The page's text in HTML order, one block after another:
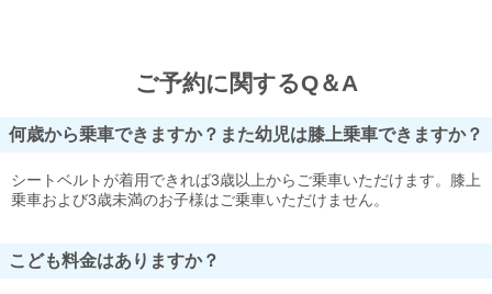
ご予約に関するQ＆A
何歳から乗車できますか？また幼児は膝上乗車できますか？
シートベルトが着用できれば3歳以上からご乗車いただけます。膝上
乗車および3歳未満のお子様はご乗車いただけません。
こども料金はありますか？